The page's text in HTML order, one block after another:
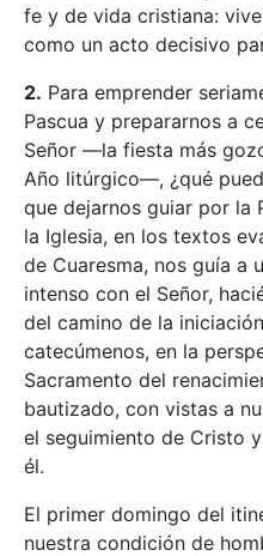
fe y de vida cristiana:
como un acto decisivo
2. Para emprender
Pascua y prepararnos a
Señor —la fiesta más
Año litúrgico—, ¿qué
que dejarnos guiar por la
la Iglesia, en los textos
de Cuaresma, nos guía a
intenso con el Señor,
del camino de la
catecúmenos, en la
Sacramento del
bautizado, con vistas a
el seguimiento de Cristo
él.
El primer domingo del
nuestra condición de